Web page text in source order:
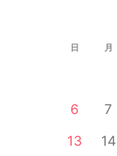
日 月
6
7
13
14